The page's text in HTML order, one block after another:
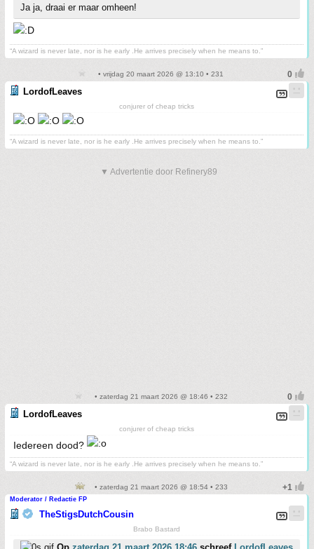
Ja ja, draai er maar omheen!
“A wizard is never late, nor is he early .He arrives precisely when he means to.”
• vrijdag 20 maart 2026 @ 13:10 • 231
LordofLeaves
conjurer of cheap tricks
“A wizard is never late, nor is he early .He arrives precisely when he means to.”
▼ Advertentie door Refinery89
• zaterdag 21 maart 2026 @ 18:46 • 232
LordofLeaves
conjurer of cheap tricks
Iedereen dood?
“A wizard is never late, nor is he early .He arrives precisely when he means to.”
• zaterdag 21 maart 2026 @ 18:54 • 233
Moderator / Redactie FP
TheStigsDutchCousin
Brabo Bastard